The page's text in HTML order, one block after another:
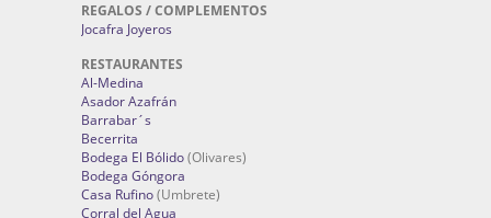
REGALOS / COMPLEMENTOS
Jocafra Joyeros
RESTAURANTES
Al-Medina
Asador Azafrán
Barrabar´s
Becerrita
Bodega El Bólido(Olivares)
Bodega Góngora
Casa Rufino(Umbrete)
Corral del Agua